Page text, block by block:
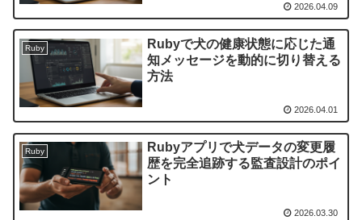
2026.04.09
Ruby
Rubyで犬の健康状態に応じた通
知メッセージを動的に切り替える
方法
2026.04.01
Ruby
Rubyアプリで犬データの変更履
歴を完全追跡する監査設計のポイ
ント
2026.03.30